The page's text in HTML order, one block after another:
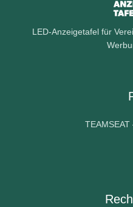
LED-Anzeigetafel für